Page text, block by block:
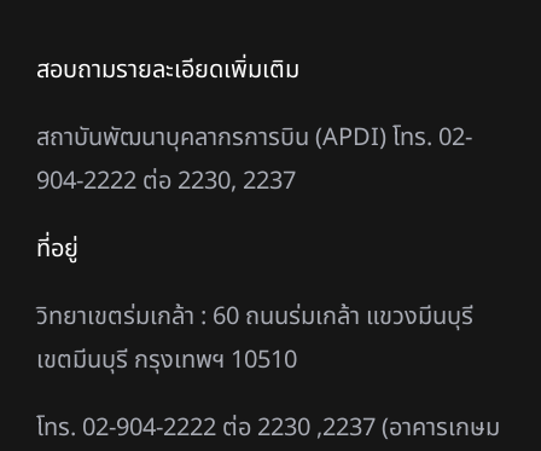
สอบถามรายละเอียดเพิ่มเติม
สถาบันพัฒนาบุคลากรการบิน (APDI) โทร. 02-
904-2222 ต่อ 2230, 2237
ที่อยู่
วิทยาเขตร่มเกล้า : 60 ถนนร่มเกล้า แขวงมีนบุรี
เขตมีนบุรี กรุงเทพฯ 10510
โทร. 02-904-2222 ต่อ 2230 ,2237 (อาคารเกษม